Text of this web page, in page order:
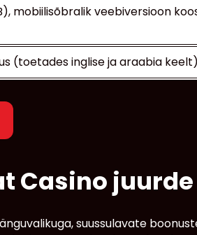
mobiilisõbralik veebiversioon
(toetades inglise ja araabia keelt)
Casino juurde
suussulavate